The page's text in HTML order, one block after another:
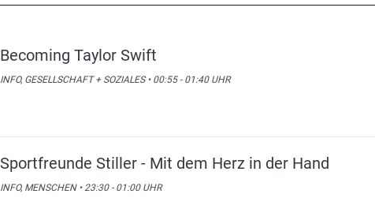
Becoming Taylor Swift
INFO, GESELLSCHAFT + SOZIALES • 00:55 - 01:40 UHR
Sportfreunde Stiller - Mit dem Herz in der Hand
INFO, MENSCHEN • 23:30 - 01:00 UHR